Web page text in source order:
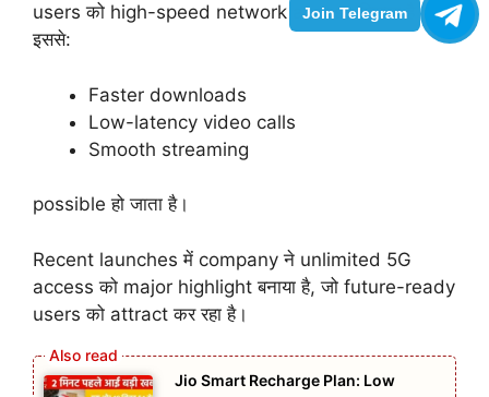
Join Telegram
users को high-speed network access मिलता है।
इससे:
Faster downloads
Low-latency video calls
Smooth streaming
possible हो जाता है।
Recent launches में company ने unlimited 5G
access को major highlight बनाया है, जो future-ready
users को attract कर रहा है।
Jio Smart Recharge Plan: Low